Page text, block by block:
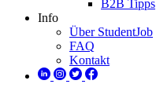
B2B Tipps
Info
Über StudentJob
FAQ
Kontakt